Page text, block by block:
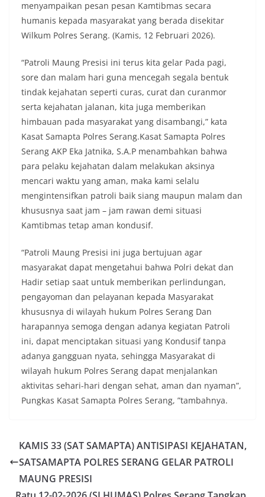
menyampaikan pesan pesan Kamtibmas secara
humanis kepada masyarakat yang berada disekitar
Wilkum Polres Serang. (Kamis, 12 Februari 2026).
“Patroli Maung Presisi ini terus kita gelar Pada pagi,
sore dan malam hari guna mencegah segala bentuk
tindak kejahatan seperti curas, curat dan curanmor
serta kejahatan jalanan, kita juga memberikan
himbauan pada masyarakat yang disambangi,” kata
Kasat Samapta Polres Serang.Kasat Samapta Polres
Serang AKP Eka Jatnika, S.A.P menambahkan bahwa
para pelaku kejahatan dalam melakukan aksinya
mencari waktu yang aman, maka kami selalu
mengintensifkan patroli baik siang maupun malam dan
khususnya saat jam – jam rawan demi situasi
Kamtibmas tetap aman kondusif.
“Patroli Maung Presisi ini juga bertujuan agar
masyarakat dapat mengetahui bahwa Polri dekat dan
Hadir setiap saat untuk memberikan perlindungan,
pengayoman dan pelayanan kepada Masyarakat
khususnya di wilayah hukum Polres Serang Dan
harapannya semoga dengan adanya kegiatan Patroli
ini, dapat menciptakan situasi yang Kondusif tanpa
adanya gangguan nyata, sehingga Masyarakat di
wilayah hukum Polres Serang dapat menjalankan
aktivitas sehari-hari dengan sehat, aman dan nyaman”,
Pungkas Kasat Samapta Polres Serang, ”tambahnya.
KAMIS 33 (SAT SAMAPTA) ANTISIPASI KEJAHATAN,
SATSAMAPTA POLRES SERANG GELAR PATROLI
MAUNG PRESISI